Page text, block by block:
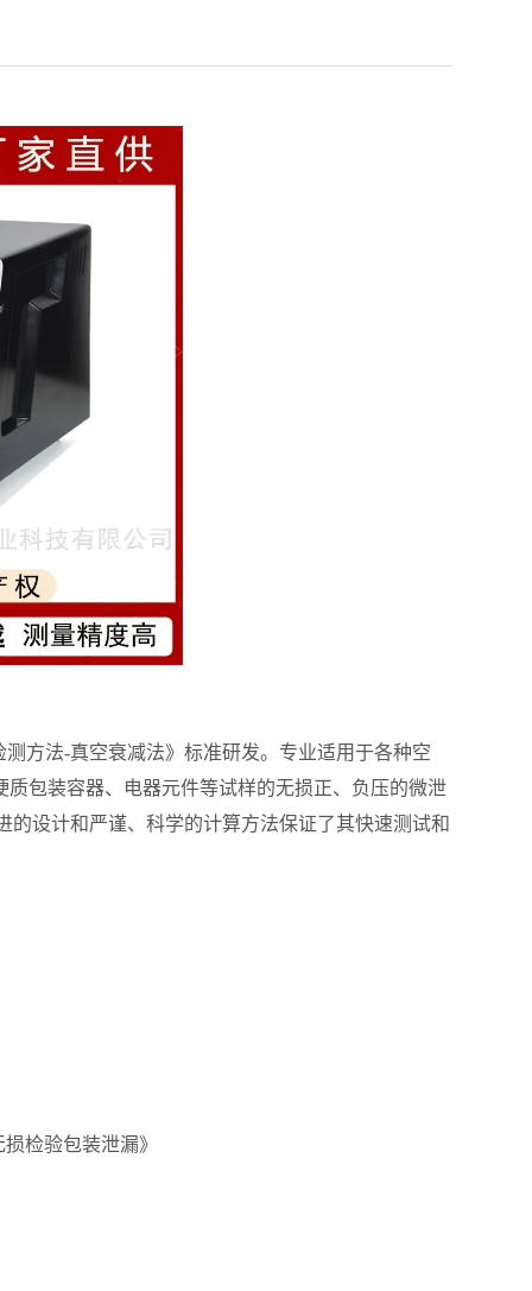
方法-真空衰减法》标准研发。专业适用于各种空
包装容器、电器元件等试样的无损正、负压的微泄
设计和严谨、科学的计算方法保证了其快速测试和
检验包装泄漏》